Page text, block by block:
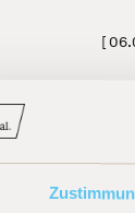
[
jetzt als ETF